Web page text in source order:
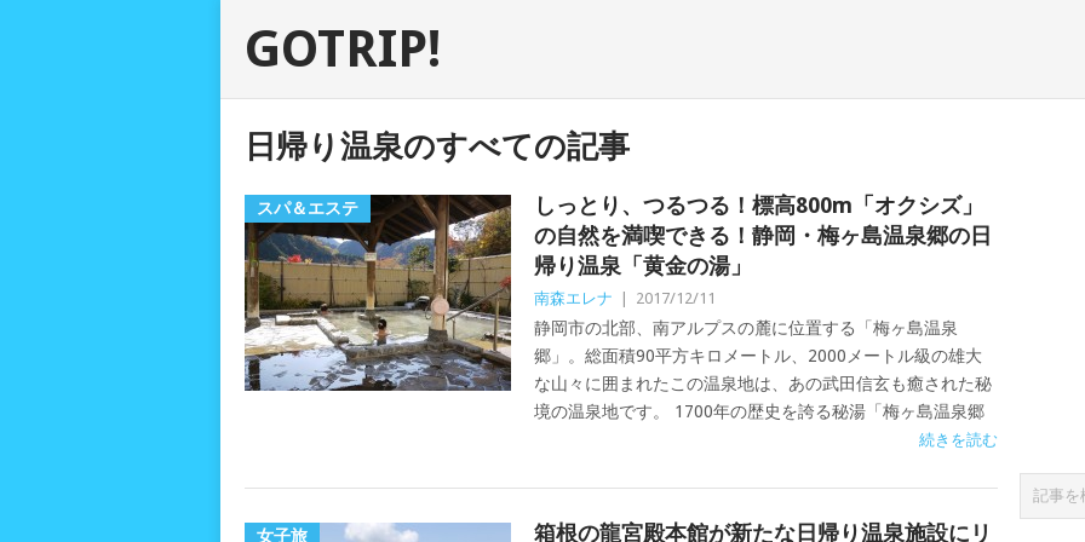
GOTRIP!
日帰り温泉のすべての記事
スパ＆エステ
しっとり、つるつる！標高800m「オクシズ」
の自然を満喫できる！静岡・梅ヶ島温泉郷の日
帰り温泉「黄金の湯」
南森エレナ 2017/12/11
静岡市の北部、南アルプスの麓に位置する「梅ヶ島温泉
郷」。総面積90平方キロメートル、2000メートル級の雄大
な山々に囲まれたこの温泉地は、あの武田信玄も癒された秘
境の温泉地です。 1700年の歴史を誇る秘湯「梅ヶ島温泉郷
続きを読む
女子旅 箱根の龍宮殿本館が新たな日帰り温泉施設にリ